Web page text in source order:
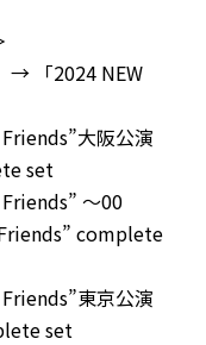
→ 「2024 NEW
大阪公演
set
〜00
complete
東京公演
set